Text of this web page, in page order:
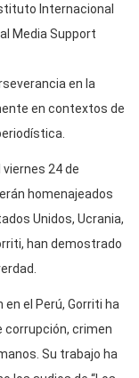
Internacional
Media Support
en la
en contextos de
24 de
homenajeados
Unidos, Ucrania,
han demostrado
el Perú, Gorriti ha
corrupción, crimen
Su trabajo ha